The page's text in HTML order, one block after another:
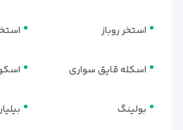
استخر روباز
اسکله قایق سواری
بولینگ